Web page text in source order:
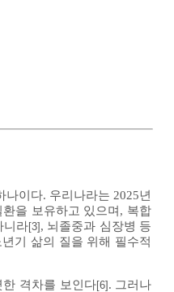
이다. 우리나라는 2025년
을 보유하고 있으며, 복합
니라[3] , 뇌졸중과 심장병 등
기 삶의 질을 위해 필수적
격차를 보인다[6] . 그러나